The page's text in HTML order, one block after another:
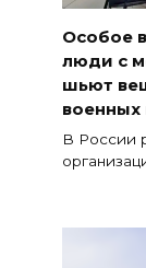
Особое
люди с
шьют
военных
В России